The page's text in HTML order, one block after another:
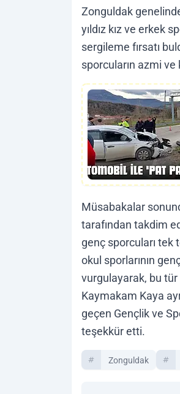
Zonguldak
yıldız kız ve erkek
sergileme fırsatı
sporcuların azmi
Müsabakalar
tarafından takdim
genç sporcuları tek
okul sporlarının
vurgulayarak, bu
Kaymakam Kaya
geçen Gençlik ve
teşekkür etti.
Zonguldak